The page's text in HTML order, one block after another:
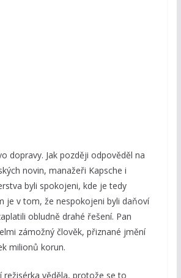
dopravy. Jak později odpověděl na
novin, manažeři Kapsche i
byli spokojeni, kde je tedy
je v tom, že nespokojeni byli daňoví
obludně drahé řešení. Pan
zámožný člověk, přiznané jmění
milionů korun.
režisérka věděla, protože se to